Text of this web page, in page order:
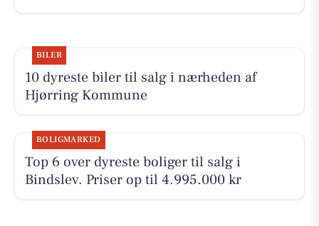
BILER
10 dyreste biler til salg i nærheden af
Hjørring Kommune
BOLIGMARKED
Top 6 over dyreste boliger til salg i
Bindslev. Priser op til 4.995.000 kr